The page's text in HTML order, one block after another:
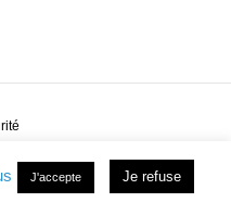
J'accepte Je refuse